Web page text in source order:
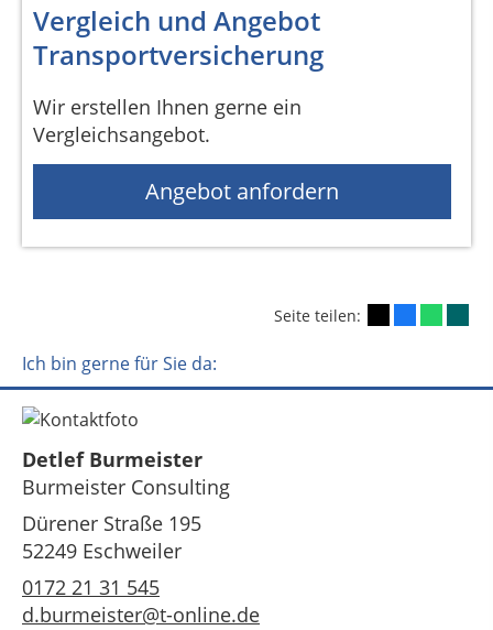
Vergleich und Angebot
Transportversicherung
Wir erstellen Ihnen gerne ein
Vergleichsangebot.
Angebot anfordern
Seite teilen:
Ich bin gerne für Sie da:
Detlef Burmeister
Burmeister Consulting
Dürener Straße 195
52249 Eschweiler
0172 21 31 545
d.burmeister@t-online.de